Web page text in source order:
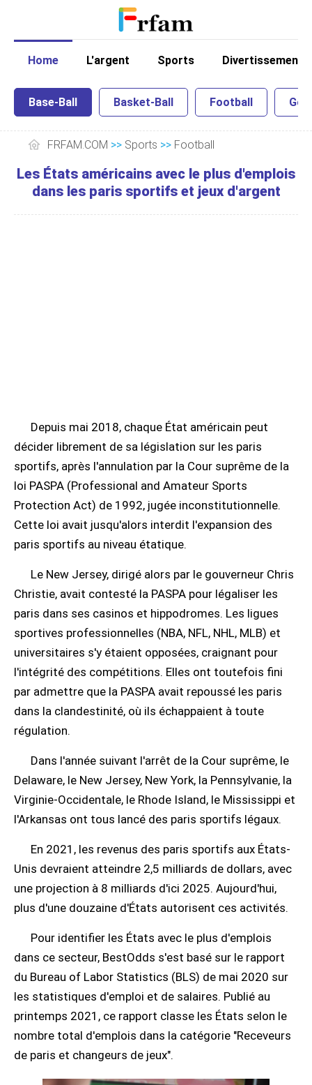
Home L'argent Sports Divertissement
Base-Ball Basket-Ball Football Golf
FRFAM.COM >> Sports >> Football
Les États américains avec le plus d'emplois
dans les paris sportifs et jeux d'argent
Depuis mai 2018, chaque État américain peut
décider librement de sa législation sur les paris
sportifs, après l'annulation par la Cour suprême de la
loi PASPA (Professional and Amateur Sports
Protection Act) de 1992, jugée inconstitutionnelle.
Cette loi avait jusqu'alors interdit l'expansion des
paris sportifs au niveau étatique.
Le New Jersey, dirigé alors par le gouverneur Chris
Christie, avait contesté la PASPA pour légaliser les
paris dans ses casinos et hippodromes. Les ligues
sportives professionnelles (NBA, NFL, NHL, MLB) et
universitaires s'y étaient opposées, craignant pour
l'intégrité des compétitions. Elles ont toutefois fini
par admettre que la PASPA avait repoussé les paris
dans la clandestinité, où ils échappaient à toute
régulation.
Dans l'année suivant l'arrêt de la Cour suprême, le
Delaware, le New Jersey, New York, la Pennsylvanie, la
Virginie-Occidentale, le Rhode Island, le Mississippi et
l'Arkansas ont tous lancé des paris sportifs légaux.
En 2021, les revenus des paris sportifs aux États-
Unis devraient atteindre 2,5 milliards de dollars, avec
une projection à 8 milliards d'ici 2025. Aujourd'hui,
plus d'une douzaine d'États autorisent ces activités.
Pour identifier les États avec le plus d'emplois
dans ce secteur, BestOdds s'est basé sur le rapport
du Bureau of Labor Statistics (BLS) de mai 2020 sur
les statistiques d'emploi et de salaires. Publié au
printemps 2021, ce rapport classe les États selon le
nombre total d'emplois dans la catégorie "Receveurs
de paris et changeurs de jeux".